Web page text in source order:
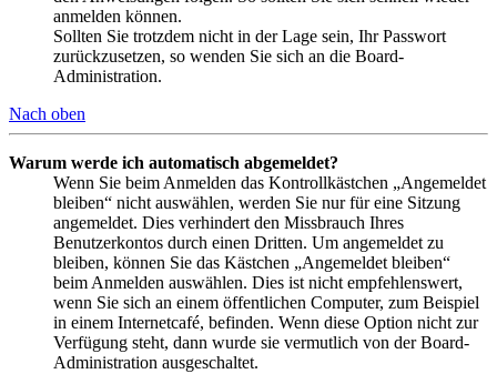
anmelden können.
Sollten Sie trotzdem nicht in der Lage sein, Ihr Passwort
zurückzusetzen, so wenden Sie sich an die Board-
Administration.
Nach oben
Warum werde ich automatisch abgemeldet?
Wenn Sie beim Anmelden das Kontrollkästchen „Angemeldet
bleiben“ nicht auswählen, werden Sie nur für eine Sitzung
angemeldet. Dies verhindert den Missbrauch Ihres
Benutzerkontos durch einen Dritten. Um angemeldet zu
bleiben, können Sie das Kästchen „Angemeldet bleiben“
beim Anmelden auswählen. Dies ist nicht empfehlenswert,
wenn Sie sich an einem öffentlichen Computer, zum Beispiel
in einem Internetcafé, befinden. Wenn diese Option nicht zur
Verfügung steht, dann wurde sie vermutlich von der Board-
Administration ausgeschaltet.